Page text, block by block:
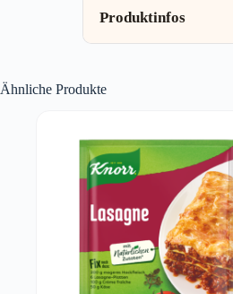
Produktinfos
Ähnliche Produkte